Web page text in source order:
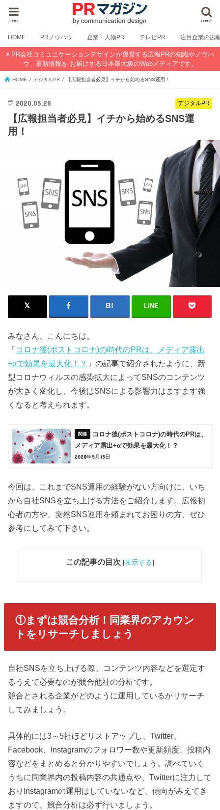
search
menu
HOME PRノウハウ 企業・人物PR テレビPR 注目企業の広
PR会社コミュニケーションデザインが運営する広報PRの知識やノウハ
ウ、最新情報を お届けする日本最大級のWebメディアです。
HOME デジタルPR 【広報担当者必見】イチから始めるSNS運用！
デジタルPR
2020.05.28
【広報担当者必見】イチから始めるSNS運
用！
LINE
みなさん、こんにちは。
「コロナ後(ポストコロナ)の時代のPRは、メディア露出
+αで効果を最大化！？ 」の記事で紹介されたように、新
型コロナウィルスの感染拡大によってSNSのコンテンツ
が大きく変化し、今後はSNSによる影響力はますます強
くなると考えられます。
コロナ後(ポストコロナ)の時代のPRは、
メディア露出+αで効果を最大化！？
2020年5月15日
今回は、これまでSNS運用の経験がない方向けに、いち
から自社SNSを立ち上げる方法をご紹介します。広報初
心者の方や、突然SNS運用を頼まれてお困りの方、ぜひ
参考にしてみて下さい。
この記事の目次 [表示する]
①まずは競合分析！同業界のアカウン
トをリサーチしましょう
自社SNSを立ち上げる際、コンテンツ内容などを選定す
るうえで必要なのが競合他社の分析です。
競合とされる企業がどのように運用しているかリサーチ
してみましょう。
具体的には3～5社ほどリストアップし、Twitter、
Facebook、Instagramのフォロワー数や更新頻度、投稿内
容などをまとめると分かりやすいでしょう。調べていく
うちに同業界内の投稿内容の共通点や、Twitterに注力して
おりInstagramの運用はしていないなど、傾向がみえてき
ますので、競合分析は必ず行いましょう。